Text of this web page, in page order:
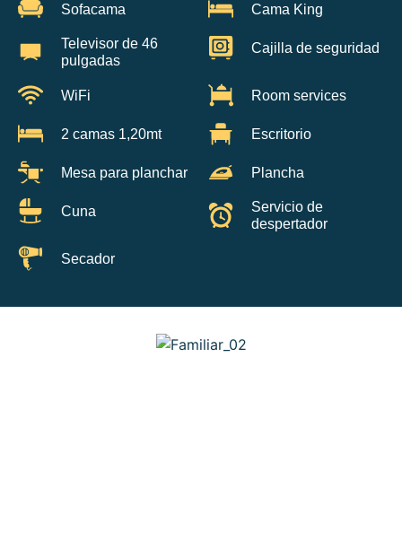
Sofacama Cama King
Televisor de 46
pulgadas
Cajilla de seguridad
WiFi Room services
2 camas 1,20mt Escritorio
Mesa para planchar Plancha
Cuna
Servicio de
despertador
Secador